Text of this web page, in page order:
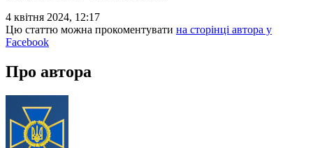
4 квітня 2024, 12:17
Цю статтю можна прокоментувати на сторінці автора у
Facebook
Про автора